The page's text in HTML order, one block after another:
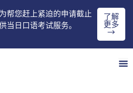
为帮您赶上紧迫的申请截止
当日口语考试服务。
了解
更多
→